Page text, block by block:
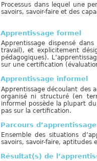
Processus dans lequel une
savoirs, savoir-faire et des
Apprentissage formel
Apprentissage dispensé
travail), et explicitement
pédagogiques).
sur une certification
Apprentissage informel
Apprentissage découlant des
organisé ni structuré (en
informel possède la plupart
pas sur la certification.
Parcours d’apprentissage
Ensemble des situations
savoirs, savoir-faire, aptitudes
Résultat(s) de